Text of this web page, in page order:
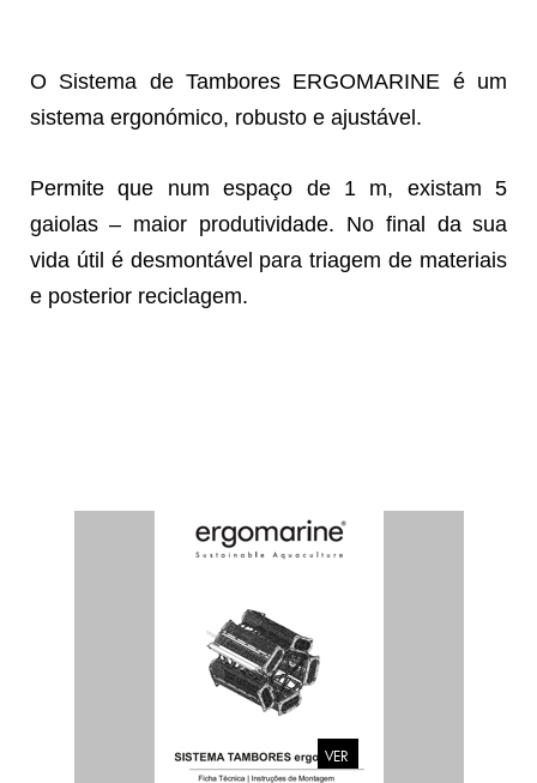
O Sistema de Tambores ERGOMARINE é um
sistema ergonómico, robusto e ajustável.
Permite que num espaço de 1 m, existam 5
gaiolas – maior produtividade. No final da sua
vida útil é desmontável para triagem de materiais
e posterior reciclagem.
VER